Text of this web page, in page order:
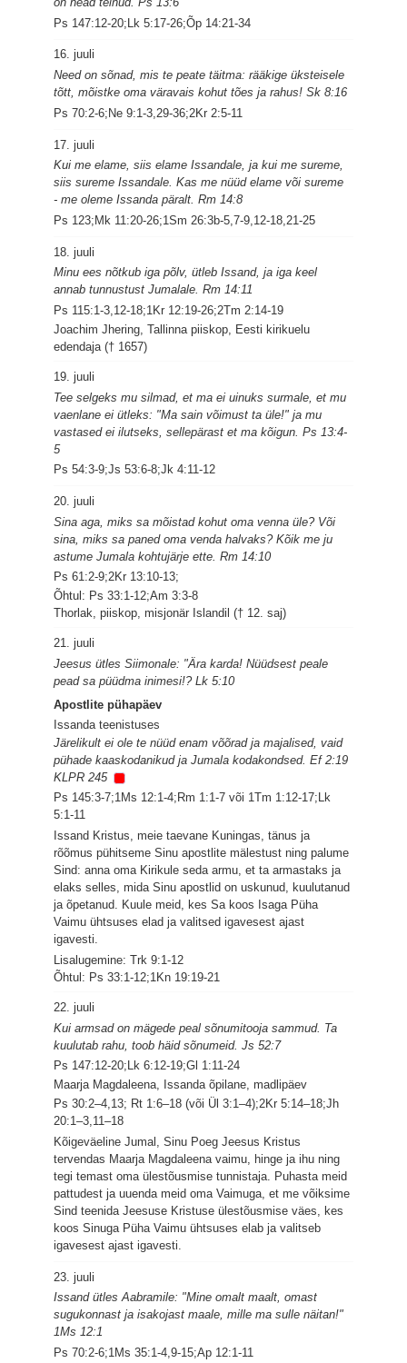
Ps 147:12-20;Lk 5:17-26;Õp 14:21-34
16. juuli
Need on sõnad, mis te peate täitma: rääkige üksteisele
tõtt, mõistke oma väravais kohut tões ja rahus! Sk 8:16
Ps 70:2-6;Ne 9:1-3,29-36;2Kr 2:5-11
17. juuli
Kui me elame, siis elame Issandale, ja kui me sureme,
siis sureme Issandale. Kas me nüüd elame või sureme
- me oleme Issanda päralt. Rm 14:8
Ps 123;Mk 11:20-26;1Sm 26:3b-5,7-9,12-18,21-25
18. juuli
Minu ees nõtkub iga põlv, ütleb Issand, ja iga keel
annab tunnustust Jumalale. Rm 14:11
Ps 115:1-3,12-18;1Kr 12:19-26;2Tm 2:14-19
Joachim Jhering, Tallinna piiskop, Eesti kirikuelu
edendaja († 1657)
19. juuli
Tee selgeks mu silmad, et ma ei uinuks surmale, et mu
vaenlane ei ütleks: "Ma sain võimust ta üle!" ja mu
vastased ei ilutseks, sellepärast et ma kõigun. Ps 13:4-
5
Ps 54:3-9;Js 53:6-8;Jk 4:11-12
20. juuli
Sina aga, miks sa mõistad kohut oma venna üle? Või
sina, miks sa paned oma venda halvaks? Kõik me ju
astume Jumala kohtujärje ette. Rm 14:10
Ps 61:2-9;2Kr 13:10-13;
Õhtul: Ps 33:1-12;Am 3:3-8
Thorlak, piiskop, misjonär Islandil († 12. saj)
21. juuli
Jeesus ütles Siimonale: "Ära karda! Nüüdsest peale
pead sa püüdma inimesi!? Lk 5:10
Apostlite pühapäev
Issanda teenistuses
Järelikult ei ole te nüüd enam võõrad ja majalised, vaid
pühade kaaskodanikud ja Jumala kodakondsed. Ef 2:19
KLPR 245
Ps 145:3-7;1Ms 12:1-4;Rm 1:1-7 või 1Tm 1:12-17;Lk
5:1-11
Issand Kristus, meie taevane Kuningas, tänus ja
rõõmus pühitseme Sinu apostlite mälestust ning palume
Sind: anna oma Kirikule seda armu, et ta armastaks ja
elaks selles, mida Sinu apostlid on uskunud, kuulutanud
ja õpetanud. Kuule meid, kes Sa koos Isaga Püha
Vaimu ühtsuses elad ja valitsed igavesest ajast
igavesti.
Lisalugemine: Trk 9:1-12
Õhtul: Ps 33:1-12;1Kn 19:19-21
22. juuli
Kui armsad on mägede peal sõnumitooja sammud. Ta
kuulutab rahu, toob häid sõnumeid. Js 52:7
Ps 147:12-20;Lk 6:12-19;Gl 1:11-24
Maarja Magdaleena, Issanda õpilane, madlipäev
Ps 30:2–4,13; Rt 1:6–18 (või Ül 3:1–4);2Kr 5:14–18;Jh
20:1–3,11–18
Kõigeväeline Jumal, Sinu Poeg Jeesus Kristus
tervendas Maarja Magdaleena vaimu, hinge ja ihu ning
tegi temast oma ülestõusmise tunnistaja. Puhasta meid
pattudest ja uuenda meid oma Vaimuga, et me võiksime
Sind teenida Jeesuse Kristuse ülestõusmise väes, kes
koos Sinuga Püha Vaimu ühtsuses elab ja valitseb
igavesest ajast igavesti.
23. juuli
Issand ütles Aabramile: "Mine omalt maalt, omast
sugukonnast ja isakojast maale, mille ma sulle näitan!"
1Ms 12:1
Ps 70:2-6;1Ms 35:1-4,9-15;Ap 12:1-11